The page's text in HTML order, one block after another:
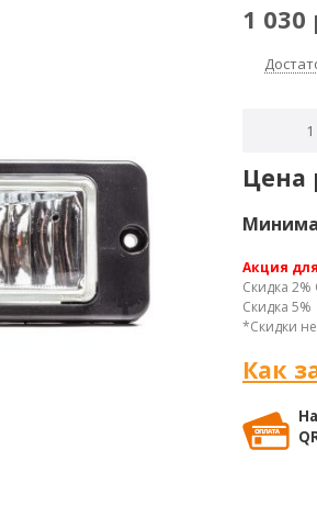
1 030
Цена
Акция
Скидка
Скидка
*Скидки
Как